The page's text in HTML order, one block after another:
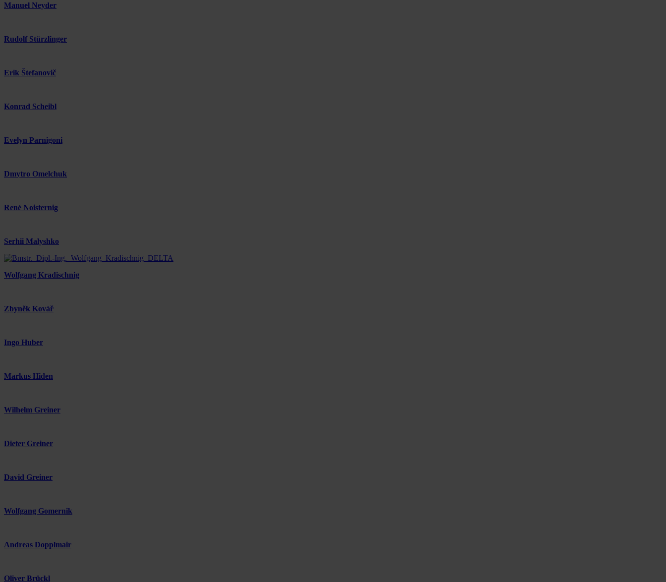
Manuel Neyder
Rudolf Stürzlinger
Erik Štefanovič
Konrad Scheibl
Evelyn Parnigoni
Dmytro Omelchuk
René Noisternig
Serhii Malyshko
Wolfgang Kradischnig
Zbyněk Kovář
Ingo Huber
Markus Hiden
Wilhelm Greiner
Dieter Greiner
David Greiner
Wolfgang Gomernik
Andreas Dopplmair
Oliver Brückl